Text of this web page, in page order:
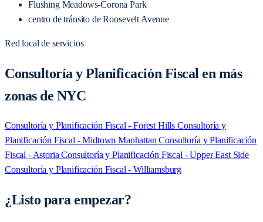
Flushing Meadows-Corona Park
centro de tránsito de Roosevelt Avenue
Red local de servicios
Consultoría y Planificación Fiscal en más
zonas de NYC
Consultoría y Planificación Fiscal - Forest Hills Consultoría y
Planificación Fiscal - Midtown ManhattanConsultoría y Planificación
Fiscal - AstoriaConsultoría y Planificación Fiscal - Upper East Side
Consultoría y Planificación Fiscal - Williamsburg
¿Listo para empezar?